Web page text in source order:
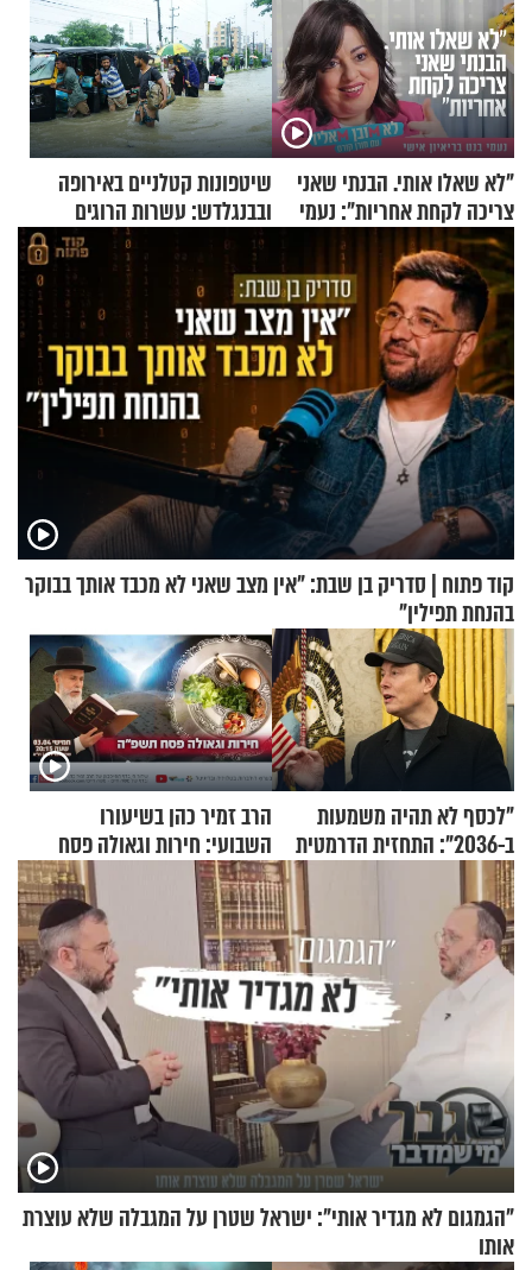
"לא שאלו אותי. הבנתי שאני
צריכה לקחת אחריות": נעמי
בנט בריאיון אישי
שיטפונות קטלניים באירופה
ובבנגלדש: עשרות הרוגים
ומיליון נפגעים
קוד פתוח | סדריק בן שבת: "אין מצב שאני לא מכבד אותך בבוקר
בהנחת תפילין"
"לכסף לא תהיה משמעות
ב-2036": התחזית הדרמטית
של אילון מאסק על עתיד
הכלכלה
הרב זמיר כהן בשיעורו
השבועי: חירות וגאולה פסח
תשפ"ה
"הגמגום לא מגדיר אותי": ישראל שטרן על המגבלה שלא עוצרת
אותו